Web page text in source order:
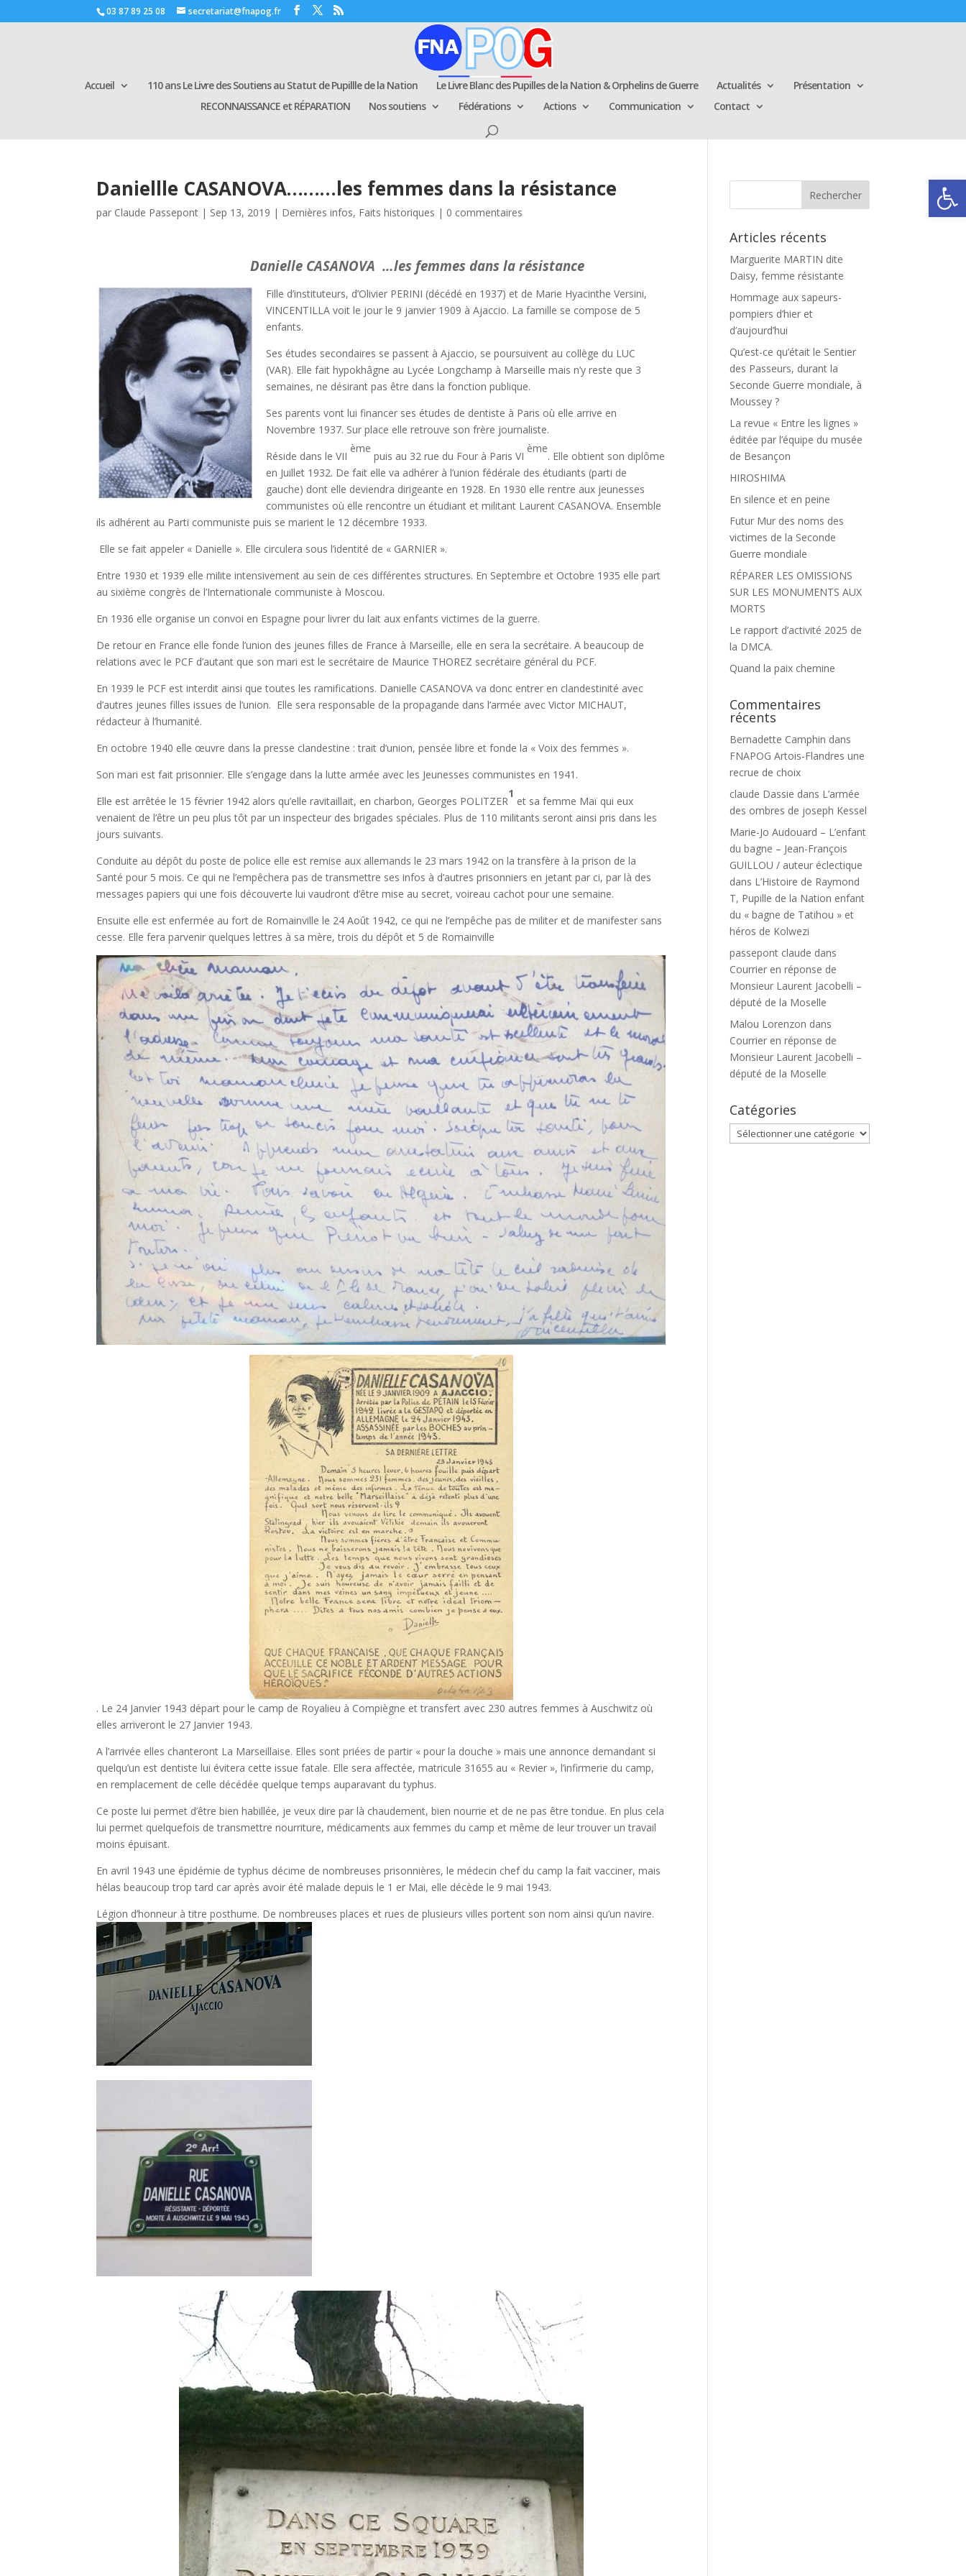
Ouvrir
03 87 89 25 08 secretariat@fnapog.fr
Accueil 110 ans Le Livre des Soutiens au Statut de Pupillle de la Nation Le Livre Blanc des Pupilles de la Nation & Orphelins de Guerre Actualités
Présentation
RECONNAISSANCE et RÉPARATION
Nos soutiens Fédérations Actions Communication Contact
Daniellle CASANOVA………les femmes dans la résistance
par Claude Passepont | Sep 13, 2019 | Dernières infos, Faits historiques | 0 commentaires
Danielle CASANOVA …les femmes dans la résistance
Fille d’instituteurs, d’Olivier PERINI (décédé en 1937) et de Marie Hyacinthe Versini,
VINCENTILLA voit le jour le 9 janvier 1909 à Ajaccio. La famille se compose de 5
enfants.
Ses études secondaires se passent à Ajaccio, se poursuivent au collège du LUC
(VAR). Elle fait hypokhâgne au Lycée Longchamp à Marseille mais n’y reste que 3
semaines, ne désirant pas être dans la fonction publique.
Ses parents vont lui financer ses études de dentiste à Paris où elle arrive en
Novembre 1937. Sur place elle retrouve son frère journaliste.
Réside dans le VII
ème
puis au 32 rue du Four à Paris VI
ème
. Elle obtient son diplôme
en Juillet 1932. De fait elle va adhérer à l’union fédérale des étudiants (parti de
gauche) dont elle deviendra dirigeante en 1928. En 1930 elle rentre aux jeunesses
communistes où elle rencontre un étudiant et militant Laurent CASANOVA. Ensemble
ils adhérent au Parti communiste puis se marient le 12 décembre 1933.
Elle se fait appeler « Danielle ». Elle circulera sous l’identité de « GARNIER ».
Entre 1930 et 1939 elle milite intensivement au sein de ces différentes structures. En Septembre et Octobre 1935 elle part
au sixième congrès de l’Internationale communiste à Moscou.
En 1936 elle organise un convoi en Espagne pour livrer du lait aux enfants victimes de la guerre.
De retour en France elle fonde l’union des jeunes filles de France à Marseille, elle en sera la secrétaire. A beaucoup de
relations avec le PCF d’autant que son mari est le secrétaire de Maurice THOREZ secrétaire général du PCF.
En 1939 le PCF est interdit ainsi que toutes les ramifications. Danielle CASANOVA va donc entrer en clandestinité avec
d’autres jeunes filles issues de l’union. Elle sera responsable de la propagande dans l’armée avec Victor MICHAUT,
rédacteur à l’humanité.
En octobre 1940 elle œuvre dans la presse clandestine : trait d’union, pensée libre et fonde la « Voix des femmes ».
Son mari est fait prisonnier. Elle s’engage dans la lutte armée avec les Jeunesses communistes en 1941.
Elle est arrêtée le 15 février 1942 alors qu’elle ravitaillait, en charbon, Georges POLITZER
1
et sa femme Maï qui eux
venaient de l’être un peu plus tôt par un inspecteur des brigades spéciales. Plus de 110 militants seront ainsi pris dans les
jours suivants.
Conduite au dépôt du poste de police elle est remise aux allemands le 23 mars 1942 on la transfère à la prison de la
Santé pour 5 mois. Ce qui ne l’empêchera pas de transmettre ses infos à d’autres prisonniers en jetant par ci, par là des
messages papiers qui une fois découverte lui vaudront d’être mise au secret, voireau cachot pour une semaine.
Ensuite elle est enfermée au fort de Romainville le 24 Août 1942, ce qui ne l’empêche pas de militer et de manifester sans
cesse. Elle fera parvenir quelques lettres à sa mère, trois du dépôt et 5 de Romainville
. Le 24 Janvier 1943 départ pour le camp de Royalieu à Compiègne et transfert avec 230 autres femmes à Auschwitz où
elles arriveront le 27 Janvier 1943.
A l’arrivée elles chanteront La Marseillaise. Elles sont priées de partir « pour la douche » mais une annonce demandant si
quelqu’un est dentiste lui évitera cette issue fatale. Elle sera affectée, matricule 31655 au « Revier », l’infirmerie du camp,
en remplacement de celle décédée quelque temps auparavant du typhus.
Ce poste lui permet d’être bien habillée, je veux dire par là chaudement, bien nourrie et de ne pas être tondue. En plus cela
lui permet quelquefois de transmettre nourriture, médicaments aux femmes du camp et même de leur trouver un travail
moins épuisant.
En avril 1943 une épidémie de typhus décime de nombreuses prisonnières, le médecin chef du camp la fait vacciner, mais
hélas beaucoup trop tard car après avoir été malade depuis le 1 er Mai, elle décède le 9 mai 1943.
Légion d’honneur à titre posthume. De nombreuses places et rues de plusieurs villes portent son nom ainsi qu’un navire.
Articles récents
Marguerite MARTIN dite
Daisy, femme résistante
Hommage aux sapeurs-
pompiers d’hier et
d’aujourd’hui
Qu’est-ce qu’était le Sentier
des Passeurs, durant la
Seconde Guerre mondiale, à
Moussey ?
La revue « Entre les lignes »
éditée par l’équipe du musée
de Besançon
HIROSHIMA
En silence et en peine
Futur Mur des noms des
victimes de la Seconde
Guerre mondiale
RÉPARER LES OMISSIONS
SUR LES MONUMENTS AUX
MORTS
Le rapport d’activité 2025 de
la DMCA.
Quand la paix chemine
Commentaires
récents
Bernadette Camphin dans
FNAPOG Artois-Flandres une
recrue de choix
claude Dassie dans L’armée
des ombres de joseph Kessel
Marie-Jo Audouard – L’enfant
du bagne – Jean-François
GUILLOU / auteur éclectique
dans L’Histoire de Raymond
T, Pupille de la Nation enfant
du « bagne de Tatihou » et
héros de Kolwezi
passepont claude dans
Courrier en réponse de
Monsieur Laurent Jacobelli –
député de la Moselle
Malou Lorenzon dans
Courrier en réponse de
Monsieur Laurent Jacobelli –
député de la Moselle
Catégories
Catégories